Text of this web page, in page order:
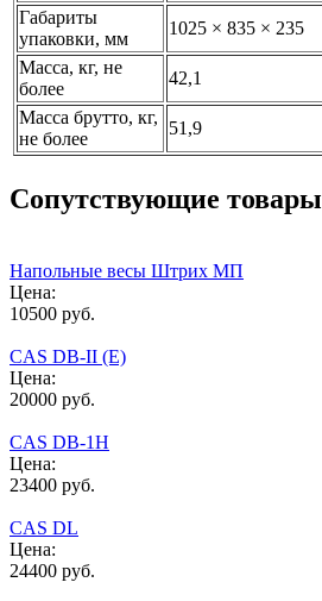
Габариты
упаковки, мм
1025 × 835 × 235
Масса, кг, не
более
42,1
Масса брутто, кг,
не более
51,9
Сопутствующие товары
Напольные весы Штрих МП
Цена:
10500 руб.
CAS DB-II (E)
Цена:
20000 руб.
CAS DB-1H
Цена:
23400 руб.
CAS DL
Цена:
24400 руб.